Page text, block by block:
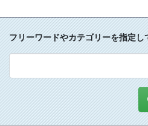
フリーワードやカテゴリーを指定し